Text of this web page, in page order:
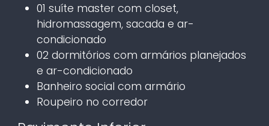
01 suíte master com closet,
hidromassagem, sacada e ar-
condicionado
02 dormitórios com armários planejados
e ar-condicionado
Banheiro social com armário
Roupeiro no corredor